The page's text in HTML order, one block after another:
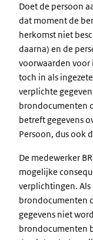
Doet de persoon
dat moment de
herkomst niet
daarna) en de
voorwaarden voor
toch in als
verplichte
brondocumenten
betreft gegevens
Persoon, dus ook
De medewerker
mogelijke
verplichtingen.
brondocumenten
gegevens niet
brondocumenten